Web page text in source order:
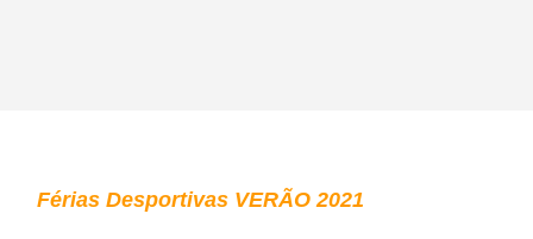
Férias Desportivas VERÃO 2021